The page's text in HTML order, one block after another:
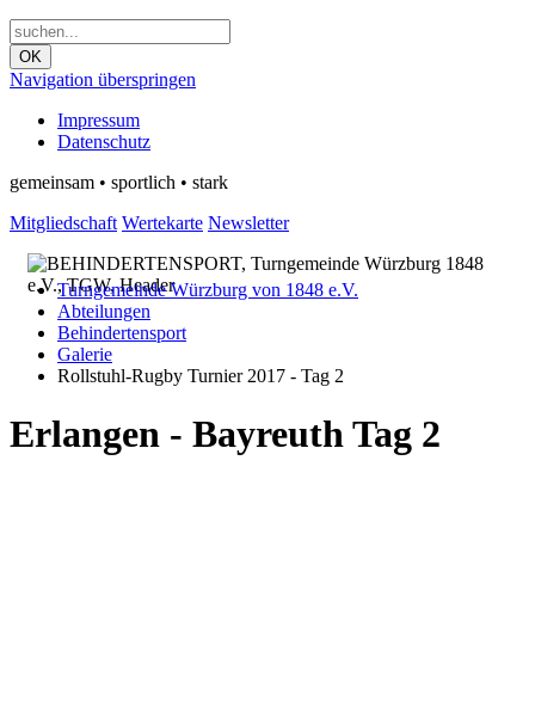
OK
Navigation überspringen
Impressum
Datenschutz
gemeinsam • sportlich • stark
Mitgliedschaft Wertekarte Newsletter
Turngemeinde Würzburg von 1848 e.V.
Abteilungen
Behindertensport
Galerie
Rollstuhl-Rugby Turnier 2017 - Tag 2
Erlangen - Bayreuth Tag 2